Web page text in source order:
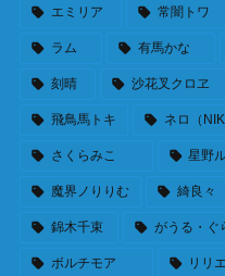
エミリア 常闇トワ
ラム 有馬かな
刻晴 沙花叉クロヱ
飛鳥馬トキ ネロ（
さくらみこ 星野
魔界ノりりむ 綺良々
錦木千束 がうる・ぐ
ボルチモア リリ